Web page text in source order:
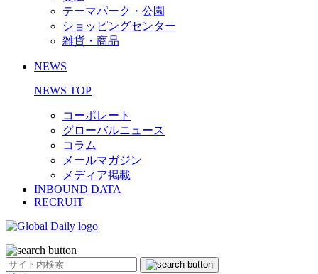
テーマパーク・公園
ショッピングセンター
雑貨・商品
NEWS
NEWS TOP
コーポレート
グローバルニュース
コラム
メールマガジン
メディア掲載
INBOUND DATA
RECRUIT